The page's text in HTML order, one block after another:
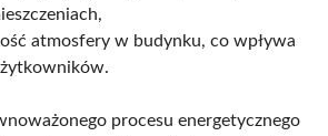
atmosfery w budynku, co wpływa
procesu energetycznego